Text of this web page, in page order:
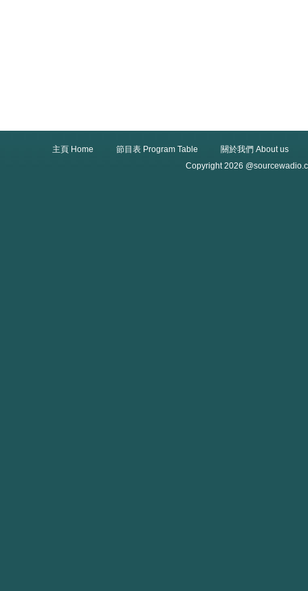
主頁 Home 節目表 Program Table
關於我們 About us
Copyright 2026